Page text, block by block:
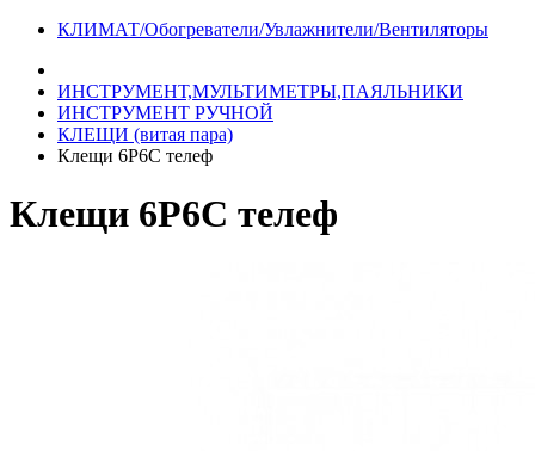
КЛИМАТ/Обогреватели/Увлажнители/Вентиляторы
ИНСТРУМЕНТ,МУЛЬТИМЕТРЫ,ПАЯЛЬНИКИ
ИНСТРУМЕНТ РУЧНОЙ
КЛЕЩИ (витая пара)
Клещи 6P6C телеф
Клещи 6P6C телеф